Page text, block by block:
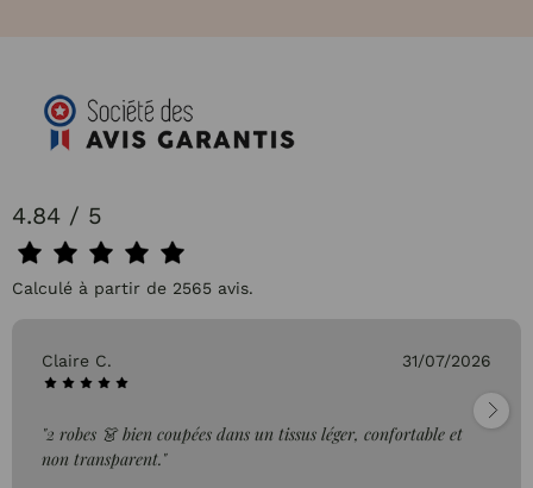
4.84 / 5
Calculé à partir de 2565 avis.
Claire C. 31/07/2026
"2 robes 👗 bien coupées dans un tissus léger, confortable et
non transparent."